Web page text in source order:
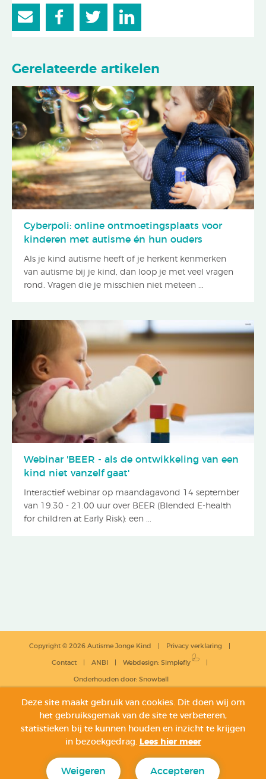
Gerelateerde artikelen
Cyberpoli: online ontmoetingsplaats voor
kinderen met autisme én hun ouders
Als je kind autisme heeft of je herkent kenmerken
van autisme bij je kind, dan loop je met veel vragen
rond. Vragen die je misschien niet meteen ...
Webinar 'BEER - als de ontwikkeling van een
kind niet vanzelf gaat'
Interactief webinar op maandagavond 14 september
van 19.30 - 21.00 uur over BEER (Blended E-health
for children at Early Risk): een ...
Copyright © 2026 Autisme Jonge Kind Privacy verklaring
Contact ANBI Webdesign: Simplefly
Onderhouden door: Snowball
Deze site maakt gebruik van cookies. Dit doen wij om
het gebruiksgemak van de site te verbeteren,
statistieken bij te kunnen houden en inzicht te krijgen
in bezoekgedrag. Lees hier meer
Weigeren Accepteren